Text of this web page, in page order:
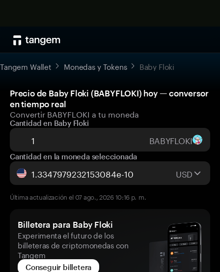
Tangem Wallet Monedas y Tokens Baby Floki
Precio de Baby Floki (BABYFLOKI) hoy — conversor
en tiempo real
Convertir BABYFLOKI a tu moneda
Cantidad en Baby Floki
BABYFLOKI
Cantidad en la moneda seleccionada
USD
Última actualización el 07 ago., 2026 10:16 p. m.
Billetera para Baby Floki
Experimenta el futuro de los
billeteras de criptomonedas con
Tangem
Conseguir billetera